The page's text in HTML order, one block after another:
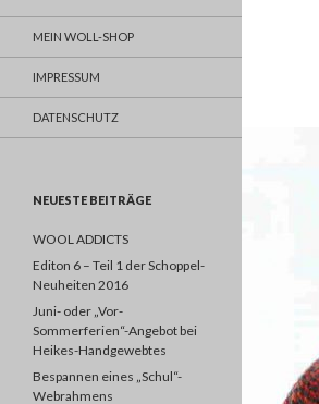
MEIN WOLL-SHOP
IMPRESSUM
DATENSCHUTZ
NEUESTE BEITRÄGE
WOOL ADDICTS
Editon 6 – Teil 1 der Schoppel-
Neuheiten 2016
Juni- oder „Vor-
Sommerferien“-Angebot bei
Heikes-Handgewebtes
Bespannen eines „Schul“-
Webrahmens